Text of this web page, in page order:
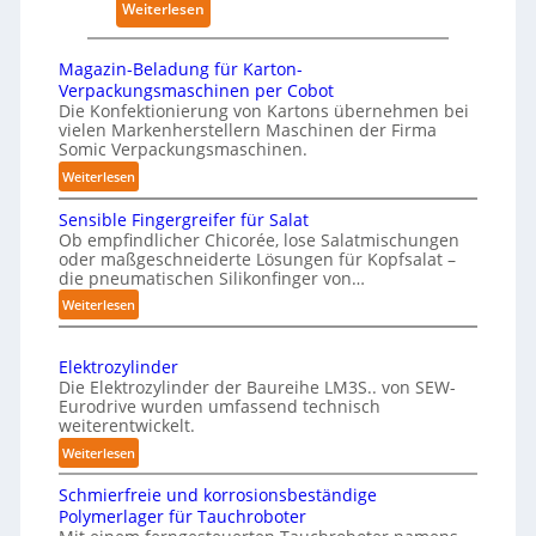
s
u
n
g
e
n
n
P
h
a
I
a
u
Weiterlesen
K
n
s
t
l
c
h
e
I
t
l
e
n
Magazin-Beladung für Karton-
Verpackungsmaschinen per Cobot
Die Konfektionierung von Kartons übernehmen bei
vielen Markenherstellern Maschinen der Firma
Somic Verpackungsmaschinen.
Weiterlesen:
M
a
g
a
z
i
-
e
l
d
u
n
Sensible Fingergreifer für Salat
Ob empfindlicher Chicorée, lose Salatmischungen
oder maßgeschneiderte Lösungen für Kopfsalat –
die pneumatischen Silikonfinger von…
Weiterlesen:
S
n
s
i
b
l
i
Elektrozylinder
Die Elektrozylinder der Baureihe LM3S.. von SEW-
Eurodrive wurden umfassend technisch
weiterentwickelt.
Weiterlesen:
E
l
e
Schmierfreie und korrosionsbeständige
Polymerlager für Tauchroboter